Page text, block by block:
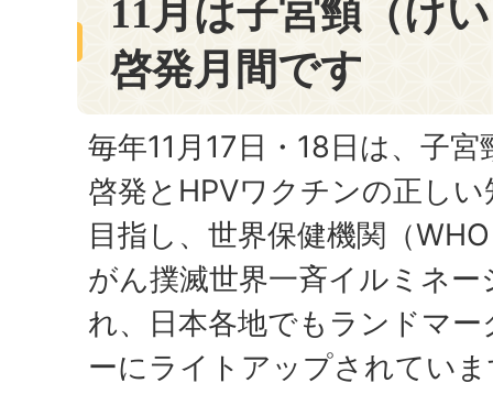
11月は子宮頸（け
啓発月間です
毎年11月17日・18日は、子
啓発とHPVワクチンの正し
目指し、世界保健機関（
がん撲滅世界一斉イルミネ
れ、日本各地でもランドマ
ーにライトアップされてい